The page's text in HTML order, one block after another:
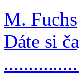
M. Fuchs
Dáte si